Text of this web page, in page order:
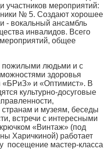
участников мероприятий:
№ 5. Создают хорошее
- вокальный ансамбль
инвалидов. Всего
общее
пожилыми людьми и с
здоровья
«БРиЗ» и «Оптимист». В
культурно-досуговые
и музеям, беседы
встречи с интересными
«Винтаж» (под
Харичкиной) работает
посещение мастер-класса